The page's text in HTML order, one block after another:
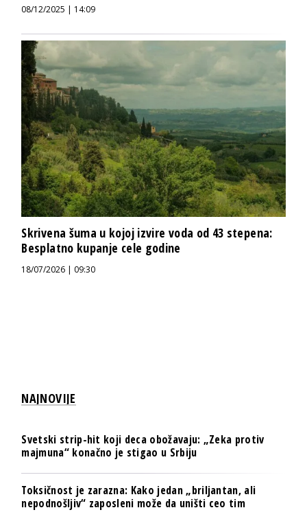
08/12/2025 | 14:09
Skrivena šuma u kojoj izvire voda od 43 stepena:
Besplatno kupanje cele godine
18/07/2026 | 09:30
NAJNOVIJE
Svetski strip-hit koji deca obožavaju: „Zeka protiv
majmuna“ konačno je stigao u Srbiju
Toksičnost je zarazna: Kako jedan „briljantan, ali
nepodnošljiv“ zaposleni može da uništi ceo tim